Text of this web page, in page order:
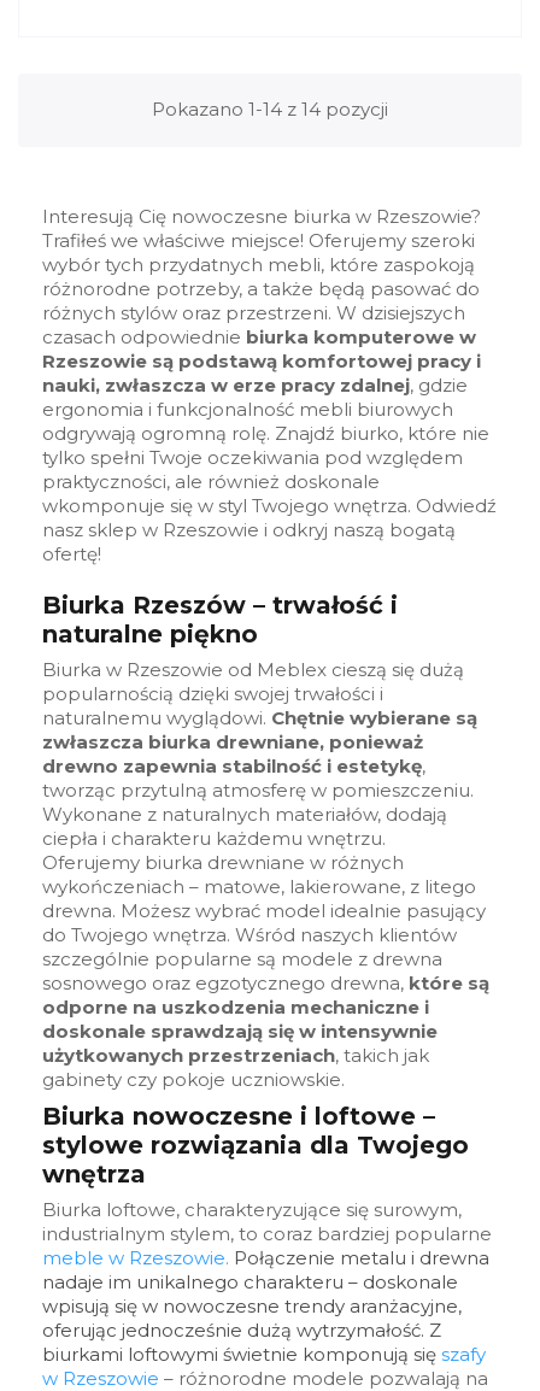
Pokazano 1-14 z 14 pozycji
Interesują Cię nowoczesne biurka w Rzeszowie?
Trafiłeś we właściwe miejsce! Oferujemy szeroki
wybór tych przydatnych mebli, które zaspokoją
różnorodne potrzeby, a także będą pasować do
różnych stylów oraz przestrzeni. W dzisiejszych
czasach odpowiednie biurka komputerowe w
Rzeszowie są podstawą komfortowej pracy i
nauki, zwłaszcza w erze pracy zdalnej, gdzie
ergonomia i funkcjonalność mebli biurowych
odgrywają ogromną rolę. Znajdź biurko, które nie
tylko spełni Twoje oczekiwania pod względem
praktyczności, ale również doskonale
wkomponuje się w styl Twojego wnętrza. Odwiedź
nasz sklep w Rzeszowie i odkryj naszą bogatą
ofertę!
Biurka Rzeszów – trwałość i
naturalne piękno
Biurka w Rzeszowie od Meblex cieszą się dużą
popularnością dzięki swojej trwałości i
naturalnemu wyglądowi. Chętnie wybierane są
zwłaszcza biurka drewniane, ponieważ
drewno zapewnia stabilność i estetykę,
tworząc przytulną atmosferę w pomieszczeniu.
Wykonane z naturalnych materiałów, dodają
ciepła i charakteru każdemu wnętrzu.
Oferujemy biurka drewniane w różnych
wykończeniach – matowe, lakierowane, z litego
drewna. Możesz wybrać model idealnie pasujący
do Twojego wnętrza. Wśród naszych klientów
szczególnie popularne są modele z drewna
sosnowego oraz egzotycznego drewna, które są
odporne na uszkodzenia mechaniczne i
doskonale sprawdzają się w intensywnie
użytkowanych przestrzeniach, takich jak
gabinety czy pokoje uczniowskie.
Biurka nowoczesne i loftowe –
stylowe rozwiązania dla Twojego
wnętrza
Biurka loftowe, charakteryzujące się surowym,
industrialnym stylem, to coraz bardziej popularne
meble w Rzeszowie. Połączenie metalu i drewna
nadaje im unikalnego charakteru – doskonale
wpisują się w nowoczesne trendy aranżacyjne,
oferując jednocześnie dużą wytrzymałość. Z
biurkami loftowymi świetnie komponują się szafy
w Rzeszowie – różnorodne modele pozwalają na